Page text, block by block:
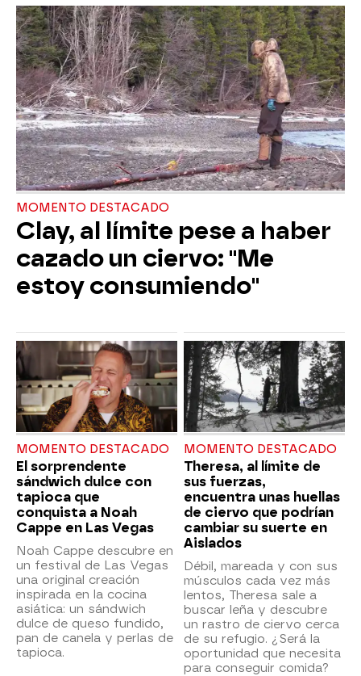
MOMENTO DESTACADO
Clay, al límite pese a haber
cazado un ciervo: "Me
estoy consumiendo"
MOMENTO DESTACADO
El sorprendente
sándwich dulce con
tapioca que
conquista a Noah
Cappe en Las Vegas
Noah Cappe descubre en
un festival de Las Vegas
una original creación
inspirada en la cocina
asiática: un sándwich
dulce de queso fundido,
pan de canela y perlas de
tapioca.
MOMENTO DESTACADO
Theresa, al límite de
sus fuerzas,
encuentra unas huellas
de ciervo que podrían
cambiar su suerte en
Aislados
Débil, mareada y con sus
músculos cada vez más
lentos, Theresa sale a
buscar leña y descubre
un rastro de ciervo cerca
de su refugio. ¿Será la
oportunidad que necesita
para conseguir comida?